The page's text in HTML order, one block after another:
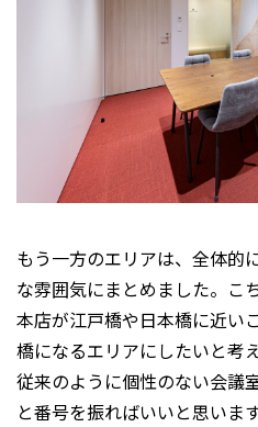
もう一方のエリアは、全体的
な雰囲気にまとめました。こ
本店が江戸橋や日本橋に近い
橋になるエリアにしたいと考
従来のように個性のない会議
と番号を振ればいいと思いま